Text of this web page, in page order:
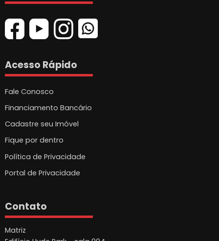
Acesso Rápido
Fale Conosco
Financiamento Bancário
Cadastre seu Imóvel
Fique por dentro
Política de Privacidade
Portal de Privacidade
Contato
Matriz